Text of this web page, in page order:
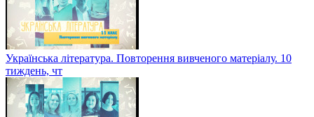
Українська література. Повторення вивченого матеріалу. 10
тиждень, чт